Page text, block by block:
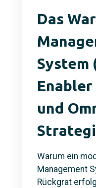
Das
System
und
Warum ein
Management
Rückgrat